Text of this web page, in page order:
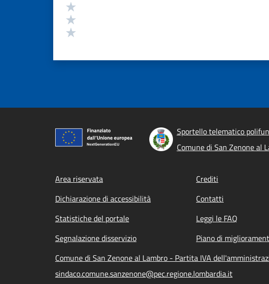
Sportello telematico
Comune di San Zenone al
Footer menu
Area riservata Crediti
Dichiarazione di accessibilità
Contatti
Statistiche del portale
Leggi le FAQ
Segnalazione disservizio
Piano di
Comune di San Zenone al Lambro - Partita IVA
sindaco.comune.sanzenone@pec.regione.lombardia.it